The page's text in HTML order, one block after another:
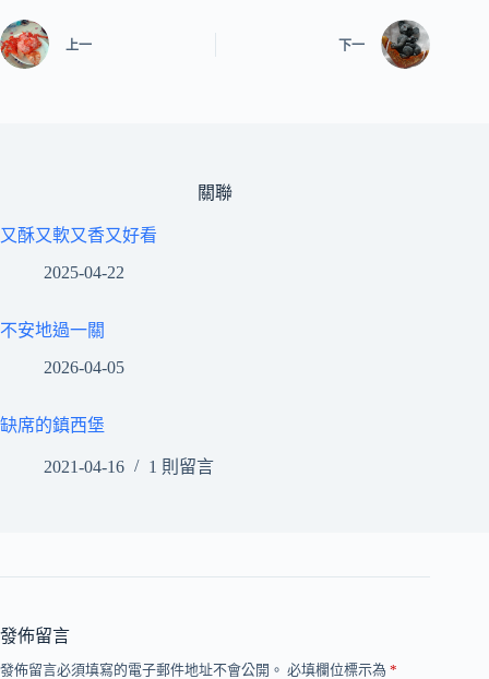
上一 下一
關聯
又酥又軟又香又好看
2025-04-22
不安地過一關
2026-04-05
缺席的鎮西堡
2021-04-16 1 則留言
發佈留言
發佈留言必須填寫的電子郵件地址不會公開。 必填欄位標示為 *